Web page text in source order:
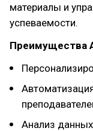
материалы и
успеваемости.
Преимущества
Анализ